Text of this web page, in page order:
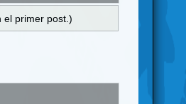
el primer post.)